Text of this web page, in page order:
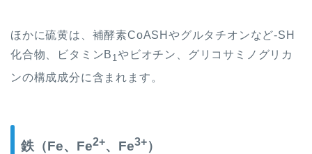
ほかに硫黄は、補酵素CoASHやグルタチオンなど-SH
化合物、ビタミンB 1やビオチン、グリコサミノグリカ
ンの構成成分に含まれます。
鉄（Fe、Fe2+、Fe3+）